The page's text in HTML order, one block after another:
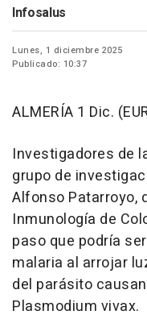
Infosalus
Lunes, 1 diciembre 2025
Publicado: 10:37
ALMERÍA 1 Dic.
Investigadores de
grupo de
Alfonso Patarroyo,
Inmunología de
paso que podría
malaria al arrojar
del parásito
Plasmodium vivax.